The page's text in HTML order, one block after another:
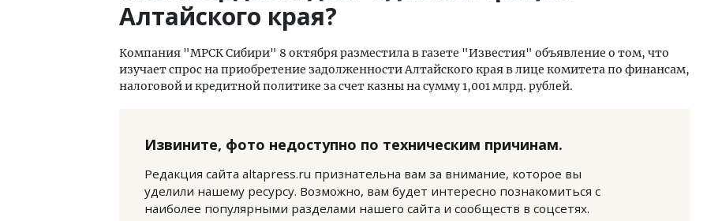
Алтайского края?
Компания "МРСК Сибири" 8 октября разместила в газете "Известия" объявление о том, что
изучает спрос на приобретение задолженности Алтайского края в лице комитета по финансам,
налоговой и кредитной политике за счет казны на сумму 1,001 млрд. рублей.
Извините, фото недоступно по техническим причинам.
Редакция сайта altapress.ru признательна вам за внимание, которое вы
уделили нашему ресурсу. Возможно, вам будет интересно познакомиться с
наиболее популярными разделами нашего сайта и сообществ в соцсетях.